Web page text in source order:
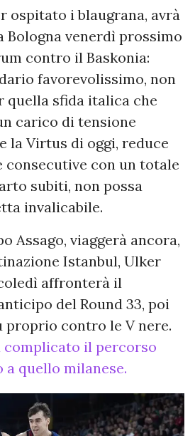
ospitato i blaugrana, avrà
Bologna venerdì prossimo
contro il Baskonia:
favorevolissimo, non
quella sfida italica che
carico di tensione
la Virtus di oggi, reduce
consecutive con un totale
subiti, non possa
invalicabile.
Assago, viaggerà ancora,
Istanbul, Ulker
affronterà il
del Round 33, poi
proprio contro le V nere.
complicato il percorso
quello milanese.